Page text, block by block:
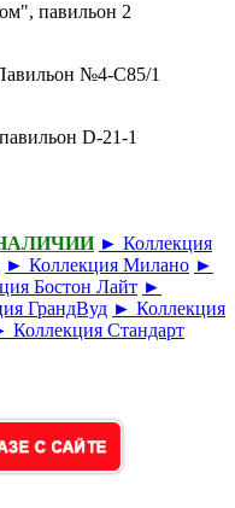
павильон 2
№4-С85/1
D-21-1
► Коллекция
► Коллекция Милано ►
Бостон Лайт ►
ГрандВуд ► Коллекция
Коллекция Стандарт